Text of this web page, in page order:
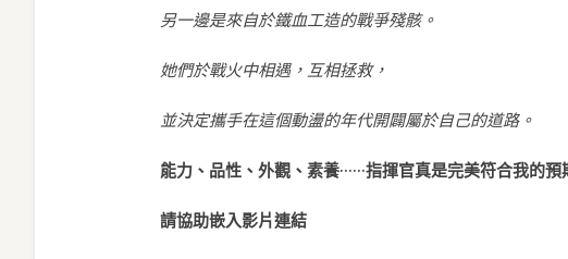
另一邊是來自於鐵血工造的戰爭殘骸。
她們於戰火中相遇，互相拯救，
並決定攜手在這個動盪的年代開闢屬於自己的道路。
能力、品性、外觀、素養······指揮官真是完美符合我的預
請協助嵌入影片連結